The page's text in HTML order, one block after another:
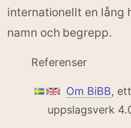
internationellt en lång
namn och begrepp.
Referenser
Om BiBB,
uppslagsverk